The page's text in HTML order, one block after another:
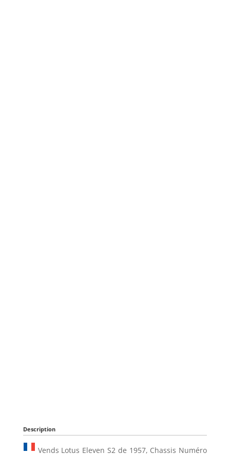
Description
Vends Lotus Eleven S2 de 1957, Chassis Numéro